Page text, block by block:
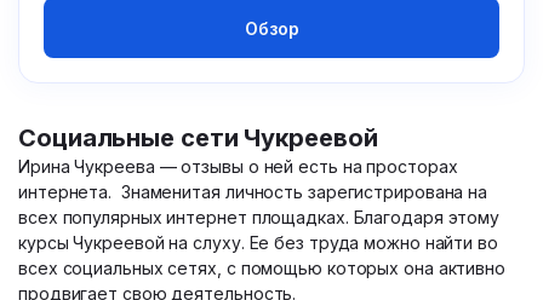
Обзор
Социальные сети Чукреевой
Ирина Чукреева — отзывы о ней есть на просторах
интернета. Знаменитая личность зарегистрирована на
всех популярных интернет площадках. Благодаря этому
курсы Чукреевой на слуху. Ее без труда можно найти во
всех социальных сетях, с помощью которых она активно
продвигает свою деятельность.